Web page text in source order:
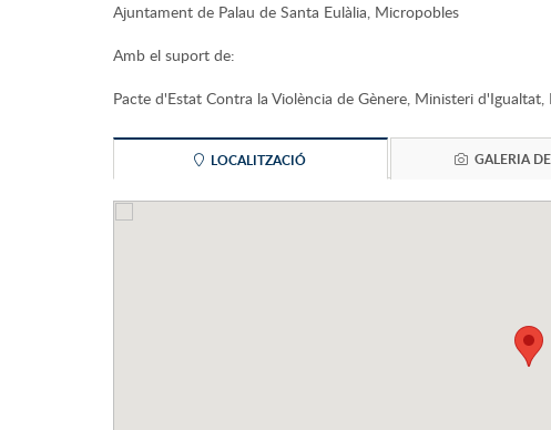
Ajuntament de Palau de Santa Eulàlia, Micropobles
Amb el suport de:
Pacte d'Estat Contra la Violència de Gènere, Ministeri
LOCALITZACIÓ GALERIA